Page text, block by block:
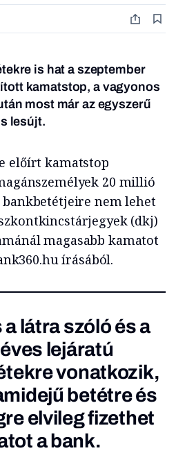
is hat a szeptember
kamatstop, a vagyonos
most már az egyszerű
lesújt.
előírt kamatstop
20 millió
nem lehet
(dkj)
magasabb kamatot
írásából.
látra szóló és a
lejáratú
vonatkozik,
betétre és
elvileg fizethet
a bank.